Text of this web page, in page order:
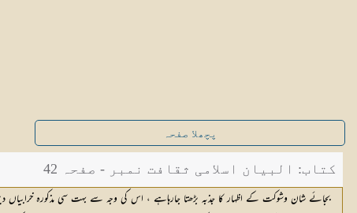
پچھلا صفحہ
کتاب: البیان اسلامی ثقافت نمبر - صفحہ 42
بجائے شان وشوکت کے اظہار کا جذبہ بڑھتا جارہاہے ، اس کی وجہ سے بہت سی مذکورہ خرابیاں